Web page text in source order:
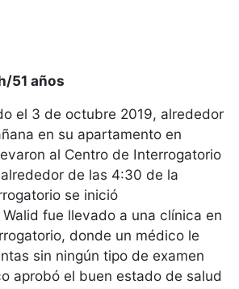
51 años
el 3 de octubre 2019, alrededor
en su apartamento en
al Centro de Interrogatorio
de las 4:30 de la
se inició
fue llevado a una clínica en
donde un médico le
sin ningún tipo de examen
aprobó el buen estado de salud